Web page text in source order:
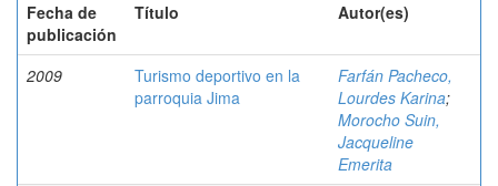
Fecha de
publicación
Título Autor(es)
2009
Turismo deportivo en la
parroquia Jima
Farfán Pacheco,
Lourdes Karina;
Morocho Suin,
Jacqueline
Emerita